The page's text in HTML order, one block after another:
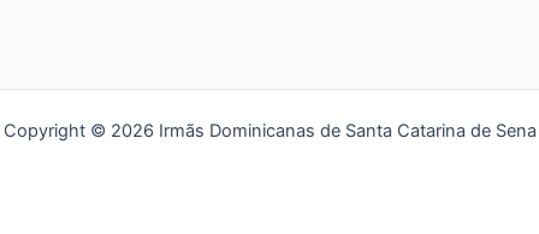
Copyright © 2026 Irmãs Dominicanas de Santa Catarina de Sena